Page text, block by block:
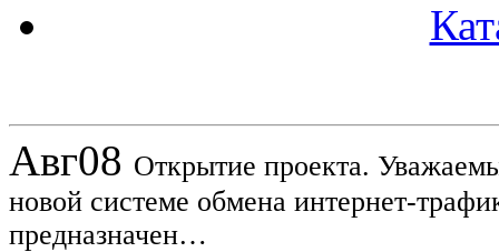
Авг08 Открытие проекта.
новой системе обмена интернет-
предназначен…